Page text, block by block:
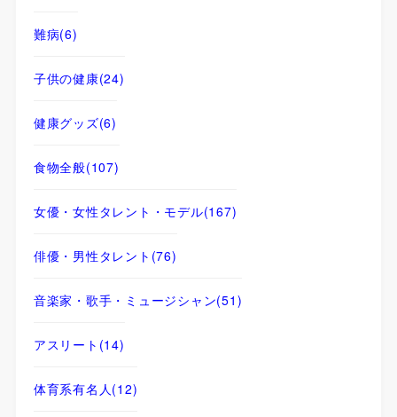
難病(6)
子供の健康(24)
健康グッズ(6)
食物全般(107)
女優・女性タレント・モデル(167)
俳優・男性タレント (76)
音楽家・歌手・ミュージシャン(51)
アスリート (14)
体育系有名人(12)